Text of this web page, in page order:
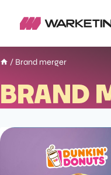
/ Brand merger
BRAND